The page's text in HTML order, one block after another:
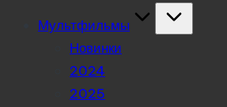
Мультфильмы
Новинки
2024
2025